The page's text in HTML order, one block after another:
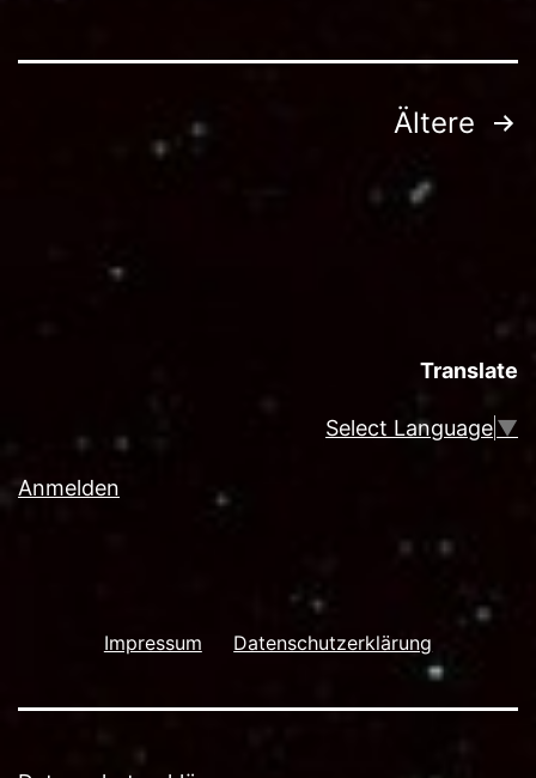
Seitennummerierung
Ältere
Translate
Select Language▼
Anmelden
Impressum Datenschutzerklärung